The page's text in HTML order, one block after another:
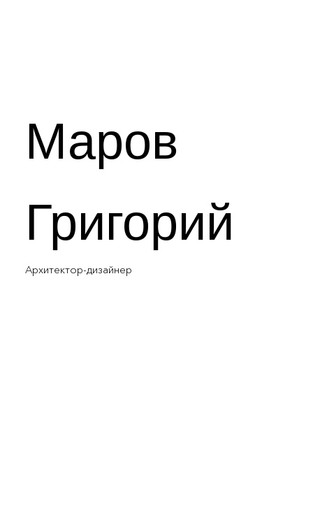
Маров
Григорий
Архитектор-дизайнер